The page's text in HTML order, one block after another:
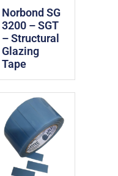
Norbond SG
3200 – SGT
– Structural
Glazing
Tape